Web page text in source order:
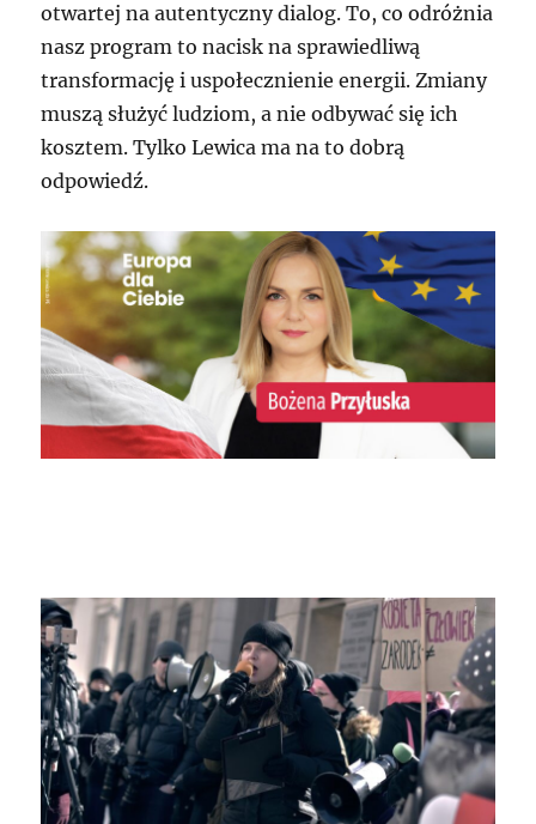
otwartej na autentyczny dialog. To, co odróżnia
nasz program to nacisk na sprawiedliwą
transformację i uspołecznienie energii. Zmiany
muszą służyć ludziom, a nie odbywać się ich
kosztem. Tylko Lewica ma na to dobrą
odpowiedź.